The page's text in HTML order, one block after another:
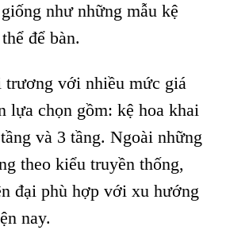
như những mẫu kệ
để bàn.
trương với nhiều mức giá
lựa chọn gồm: kệ hoa khai
và 3 tầng. Ngoài những
theo kiểu truyền thống,
đại phù hợp với xu hướng
nay.